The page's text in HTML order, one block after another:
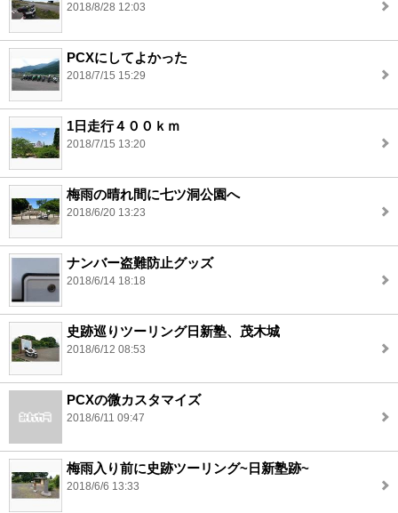
2018/8/28 12:03
PCXにしてよかった
2018/7/15 15:29
1日走行４００ｋｍ
2018/7/15 13:20
梅雨の晴れ間に七ツ洞公園へ
2018/6/20 13:23
ナンバー盗難防止グッズ
2018/6/14 18:18
史跡巡りツーリング日新塾、茂木城
2018/6/12 08:53
PCXの微カスタマイズ
2018/6/11 09:47
梅雨入り前に史跡ツーリング~日新塾跡~
2018/6/6 13:33